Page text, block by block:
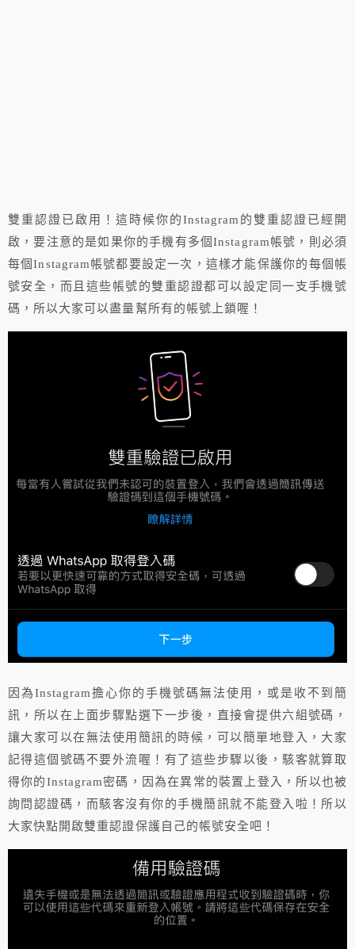
雙重認證已啟用！這時候你的Instagram的雙重認證已經開
啟，要注意的是如果你的手機有多個Instagram帳號，則必須
每個Instagram帳號都要設定一次，這樣才能保護你的每個帳
號安全，而且這些帳號的雙重認證都可以設定同一支手機號
碼，所以大家可以盡量幫所有的帳號上鎖喔！
因為Instagram擔心你的手機號碼無法使用，或是收不到簡
訊，所以在上面步驟點選下一步後，直接會提供六組號碼，
讓大家可以在無法使用簡訊的時候，可以簡單地登入，大家
記得這個號碼不要外流喔！有了這些步驟以後，駭客就算取
得你的Instagram密碼，因為在異常的裝置上登入，所以也被
詢問認證碼，而駭客沒有你的手機簡訊就不能登入啦！所以
大家快點開啟雙重認證保護自己的帳號安全吧！